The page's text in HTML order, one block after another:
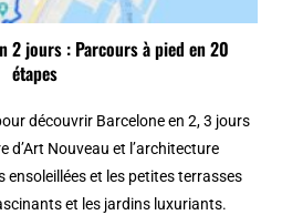
2 jours : Parcours à pied en 20
étapes
découvrir Barcelone en 2, 3 jours
d’Art Nouveau et l’architecture
ensoleillées et les petites terrasses
et les jardins luxuriants.